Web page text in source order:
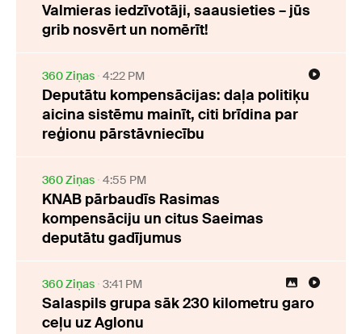
Valmieras iedzīvotāji, saausieties – jūs
grib nosvērt un nomērīt!
360 Ziņas 4:22 PM
Deputātu kompensācijas: daļa politiķu
aicina sistēmu mainīt, citi brīdina par
reģionu pārstāvniecību
360 Ziņas 4:55 PM
KNAB pārbaudīs Rasimas
kompensāciju un citus Saeimas
deputātu gadījumus
360 Ziņas 3:41 PM
Salaspils grupa sāk 230 kilometru garo
ceļu uz Aglonu